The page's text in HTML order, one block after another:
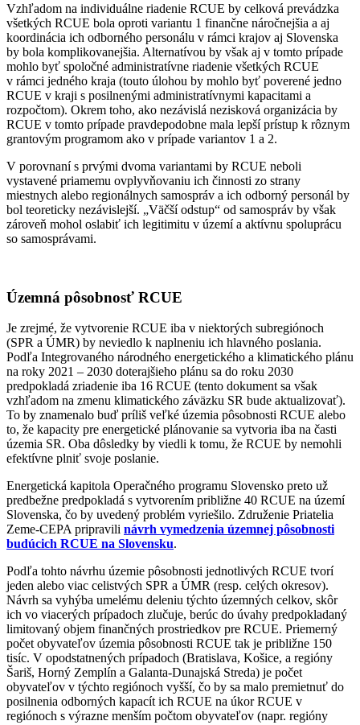
Vzhľadom na individuálne riadenie RCUE by celková prevádzka
všetkých RCUE bola oproti variantu 1 finančne náročnejšia a aj
koordinácia ich odborného personálu v rámci krajov aj Slovenska
by bola komplikovanejšia. Alternatívou by však aj v tomto prípade
mohlo byť spoločné administratívne riadenie všetkých RCUE
v rámci jedného kraja (touto úlohou by mohlo byť poverené jedno
RCUE v kraji s posilnenými administratívnymi kapacitami a
rozpočtom). Okrem toho, ako nezávislá nezisková organizácia by
RCUE v tomto prípade pravdepodobne mala lepší prístup k rôznym
grantovým programom ako v prípade variantov 1 a 2.
V porovnaní s prvými dvoma variantami by RCUE neboli
vystavené priamemu ovplyvňovaniu ich činnosti zo strany
miestnych alebo regionálnych samospráv a ich odborný personál by
bol teoreticky nezávislejší. „Väčší odstup“ od samospráv by však
zároveň mohol oslabiť ich legitimitu v území a aktívnu spoluprácu
so samosprávami.
Územná pôsobnosť RCUE
Je zrejmé, že vytvorenie RCUE iba v niektorých subregiónoch
(SPR a ÚMR) by neviedlo k naplneniu ich hlavného poslania.
Podľa Integrovaného národného energetického a klimatického plánu
na roky 2021 – 2030 doterajšieho plánu sa do roku 2030
predpokladá zriadenie iba 16 RCUE (tento dokument sa však
vzhľadom na zmenu klimatického záväzku SR bude aktualizovať).
To by znamenalo buď príliš veľké územia pôsobnosti RCUE alebo
to, že kapacity pre energetické plánovanie sa vytvoria iba na časti
územia SR. Oba dôsledky by viedli k tomu, že RCUE by nemohli
efektívne plniť svoje poslanie.
Energetická kapitola Operačného programu Slovensko preto už
predbežne predpokladá s vytvorením približne 40 RCUE na území
Slovenska, čo by uvedený problém vyriešilo. Združenie Priatelia
Zeme-CEPA pripravili návrh vymedzenia územnej pôsobnosti
budúcich RCUE na Slovensku.
Podľa tohto návrhu územie pôsobnosti jednotlivých RCUE tvorí
jeden alebo viac celistvých SPR a ÚMR (resp. celých okresov).
Návrh sa vyhýba umelému deleniu týchto územných celkov, skôr
ich vo viacerých prípadoch zlučuje, berúc do úvahy predpokladaný
limitovaný objem finančných prostriedkov pre RCUE. Priemerný
počet obyvateľov územia pôsobnosti RCUE tak je približne 150
tisíc. V opodstatnených prípadoch (Bratislava, Košice, a regióny
Šariš, Horný Zemplín a Galanta-Dunajská Streda) je počet
obyvateľov v týchto regiónoch vyšší, čo by sa malo premietnuť do
posilnenia odborných kapacít ich RCUE na úkor RCUE v
regiónoch s výrazne menším počtom obyvateľov (napr. regióny